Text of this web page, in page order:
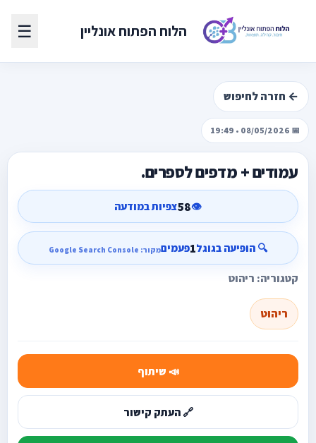
הלוח הפתוח אונליין ☰
← חזרה לחיפוש
📅 08/05/2026 • 19:49
עמודים + מדפים לספרים.
👁️
58צפיות במודעה
🔍 הופיעה בגוגל1פעמיםמקור: Google Search Console
קטגוריה: ריהוט
ריהוט
📣 שיתוף
🔗 העתק קישור